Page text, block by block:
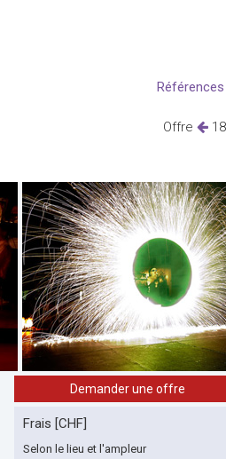
Références
Offre 18
Demander une offre
Frais [CHF]
Selon le lieu et l'ampleur